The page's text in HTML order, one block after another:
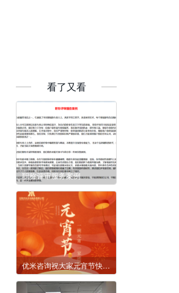
看了又看
职称评审服务案例
优米咨询祝大家元宵节快乐！